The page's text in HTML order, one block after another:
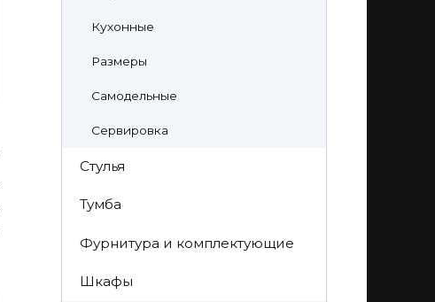
Кухонные
Размеры
Самодельные
Сервировка
Стулья
Тумба
Фурнитура и комплектующие
Шкафы